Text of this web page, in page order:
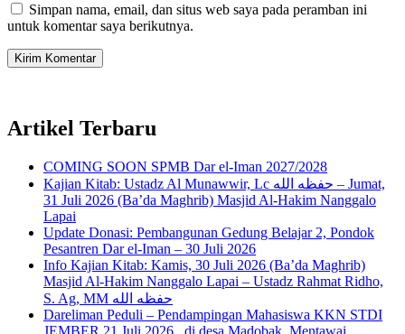
Simpan nama, email, dan situs web saya pada peramban ini
untuk komentar saya berikutnya.
Artikel Terbaru
COMING SOON SPMB Dar el-Iman 2027/2028
Kajian Kitab: Ustadz Al Munawwir, Lc حفظه الله – Jumat,
31 Juli 2026 (Ba’da Maghrib) Masjid Al-Hakim Nanggalo
Lapai
Update Donasi: Pembangunan Gedung Belajar 2, Pondok
Pesantren Dar el-Iman – 30 Juli 2026
Info Kajian Kitab: Kamis, 30 Juli 2026 (Ba’da Maghrib)
Masjid Al-Hakim Nanggalo Lapai – Ustadz Rahmat Ridho,
S. Ag, MM حفظه الله
Dareliman Peduli – Pendampingan Mahasiswa KKN STDI
JEMBER 21 Juli 2026 , di desa Madobak, Mentawai,